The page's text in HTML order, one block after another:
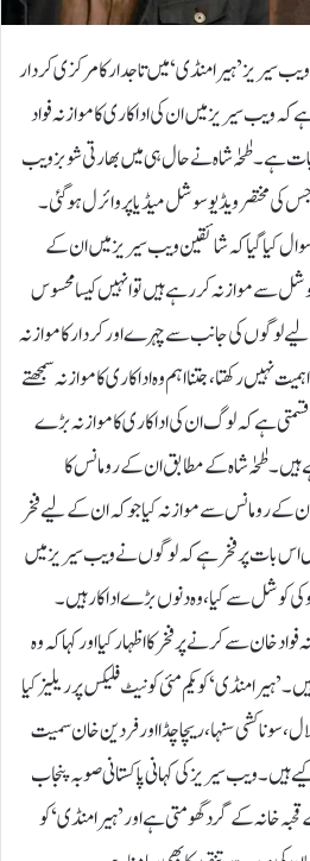
سیریز ’ہیرا منڈی‘ میں تاجدار کا مرکزی کردار
کہ ویب سیریز میں ان کی اداکاری کا موازنہ فواد
ہے۔طٰحٰہ شاہ نے حال ہی میں بھارتی شوبز ویب
کی مختصر ویڈیو سوشل میڈیا پر وائرل ہوگئی۔
کیا گیا کہ شائقین ویب سیریز میں ان کے
سے موازنہ کر رہے ہیں تو انہیں کیسا محسوس
لوگوں کی جانب سے چہرے اور کردار کا موازنہ
نہیں رکھتا، جتنا اہم وہ اداکاری کا موازنہ سمجھتے
ہے کہ لوگ ان کی اداکاری کا موازنہ بڑے
ہیں۔طٰحٰہ شاہ کے مطابق ان کے رومانس کا
کے رومانس سے موازنہ کیا جو کہ ان کے لیے فخر
اس بات پر فخر ہے کہ لوگوں نے ویب سیریز میں
وکی کوشل سے کیا، وہ دنوں بڑے اداکار ہیں۔
فواد خان سے کرنے پر فخر کا اظہار کیا اور کہا کہ وہ
منڈی‘ کو یکم مئی کو نیٹ فلیکس پر ریلیز کیا
سوناکشی سنہا، ریچا چڈا اور فردین خان سمیت
ہیں۔ویب سیریز کی کہانی پاکستانی صوبہ پنجاب
خانہ کے گرد گھومتی ہے اور ’ہیرا منڈی‘ کو